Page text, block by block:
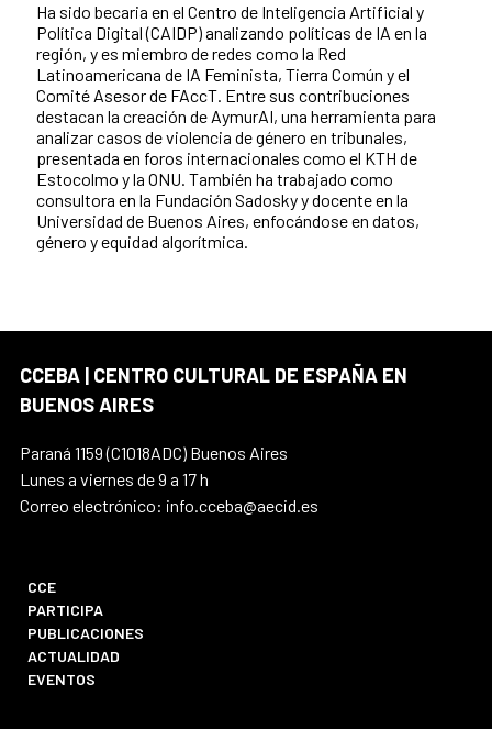
Ha sido becaria en el Centro de Inteligencia Artificial y
Política Digital (CAIDP) analizando políticas de IA en la
región, y es miembro de redes como la Red
Latinoamericana de IA Feminista, Tierra Común y el
Comité Asesor de FAccT. Entre sus contribuciones
destacan la creación de AymurAI, una herramienta para
analizar casos de violencia de género en tribunales,
presentada en foros internacionales como el KTH de
Estocolmo y la ONU. También ha trabajado como
consultora en la Fundación Sadosky y docente en la
Universidad de Buenos Aires, enfocándose en datos,
género y equidad algorítmica.
CCEBA | CENTRO CULTURAL DE ESPAÑA EN
BUENOS AIRES
Paraná 1159 (C1018ADC) Buenos Aires
Lunes a viernes de 9 a 17 h
Correo electrónico: info.cceba@aecid.es
CCE
PARTICIPA
PUBLICACIONES
ACTUALIDAD
EVENTOS